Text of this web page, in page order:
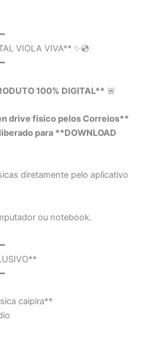
VIOLA VIVA** ✨💿
100% DIGITAL** 🚨
drive físico pelos Correios**
para **DOWNLOAD
diretamente pelo aplicativo
ou notebook.
caipira**